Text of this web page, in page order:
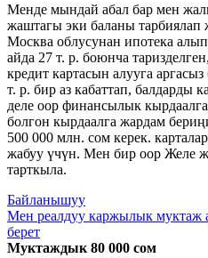
Менде мындай абал бар мен
жаштагы эки баланы
Москва облусунан ипотека
айда 27 т. р. боюнча
кредит картасын алууга
т. р. бир аз кабаттап, балдарды
деле оор финансылык
болгон кырдаалга жардам
500 000 млн. сом керек.
жабуу үчүн. Мен бир оор Желе
тарткыла.
Байланышуу
Мен реалдуу каржылык муктаж
берет
Муктаждык 80 000 сом